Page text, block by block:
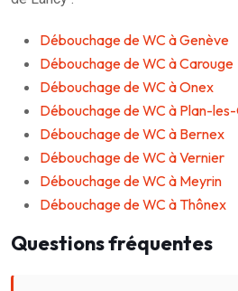
Débouchage de WC à Genève
Débouchage de WC à Carouge
Débouchage de WC à Onex
Débouchage de WC à Plan-
Débouchage de WC à Bernex
Débouchage de WC à Vernier
Débouchage de WC à Meyrin
Débouchage de WC à Thônex
Questions fréquentes